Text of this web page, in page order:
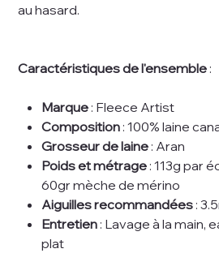
au hasard.
Caractéristiques de l'ensemble :
Marque : Fleece Artist
Composition : 100% laine
Grosseur de laine : Aran
Poids et métrage : 113g par
60gr mèche de mérino
Aiguilles recommandées :
Entretien : Lavage à la main,
plat